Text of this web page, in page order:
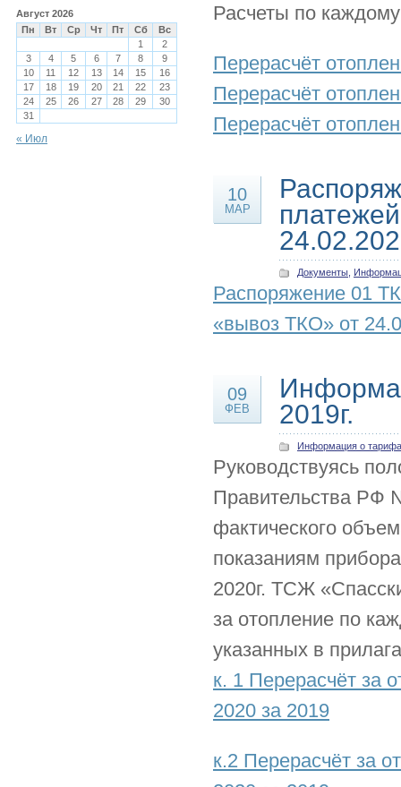
2012
Август 2026
Пн
Вт Ср Чт Пт Сб
Вс
1
2
3
4 5 6 7 8
9
10
11 12 13 14 15
16
17
18 19 20 21 22
23
24
25 26 27 28 29
30
31
« Июл
Расчеты по
Перерасчёт
Перерасчёт
Перерасчёт
10
МАР
Документы
Распоряжение 01
«вывоз ТКО» от
09
ФЕВ
2019г.
Информация о
Руководствуясь
Правительства РФ
фактического
показаниям
2020г. ТСЖ
за отопление по
указанных в
к. 1 Перерасчёт за
2020 за 2019
к.2 Перерасчёт за